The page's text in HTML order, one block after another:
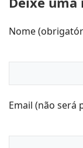
Nome
Email (não